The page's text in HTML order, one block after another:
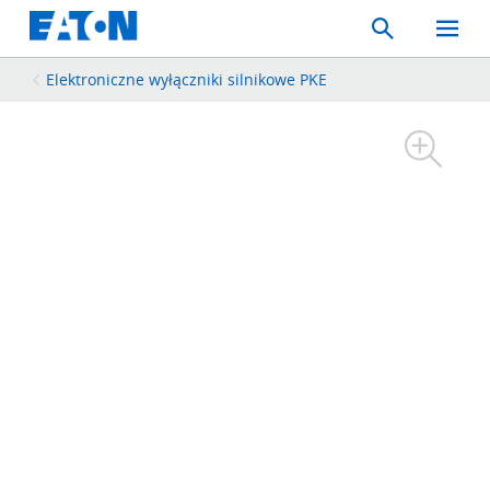
Search
Toggle
Mobile
Elektroniczne wyłączniki silnikowe PKE